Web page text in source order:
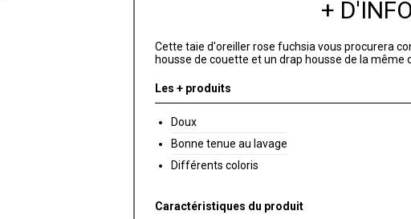
+
Cette taie d'oreiller rose fuchsia vous procurera
housse de couette et un drap housse de la même
Les + produits
Doux
Bonne tenue au lavage
Différents coloris
Caractéristiques du produit